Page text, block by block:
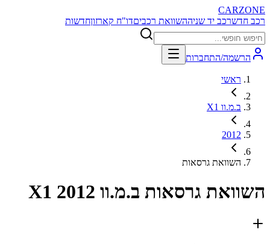
CARZONE
רכב חדשרכב יד שניההשוואת רכביםדו"ח קארזוןחדשות
הרשמה/התחברות
ראשי
ב.מ.וו X1
2012
השוואת גרסאות
השוואת גרסאות ב.מ.וו X1 2012